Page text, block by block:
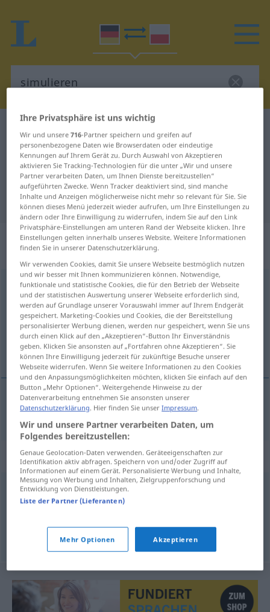
Deutsch-Polnisch Übersetzung für
"simulieren"
"simulieren" Polnisch Übersetzung
„simulieren“: transitives Verb |
intransitives Verb
simulierenv/tu.v/i <simulieren>
Übersicht aller Übersetzungen
(Für mehr Details die Übersetzung anklicken/antippen)
symulować
symulować simulieren
Synonyme für "simulieren"
vortäuschen,vorgeben (etwas zu sein)
© OpenThesaurus.de
Ihre Privatsphäre ist uns wichtig
Wir und unsere716-Partner speichern und greifen auf
personenbezogene Daten wie Browserdaten oder eindeutige
Kennungen auf Ihrem Gerät zu. Durch Auswahl von Akzeptieren
aktivieren Sie Tracking-Technologien für die unter „Wir und unsere
Partner verarbeiten Daten, um Ihnen Dienste bereitzustellen“
aufgeführten Zwecke. Wenn Tracker deaktiviert sind, sind manche
Inhalte und Anzeigen möglicherweise nicht mehr so relevant für Sie. Sie
können dieses Menü jederzeit wieder aufrufen, um Ihre Einstellungen zu
ändern oder Ihre Einwilligung zu widerrufen, indem Sie auf den Link
Privatsphäre-Einstellungen am unteren Rand der Webseite klicken. Ihre
Einstellungen gelten innerhalb unseres Website. Weitere Informationen
finden Sie in unserer Datenschutzerklärung.
Wir verwenden Cookies, damit Sie unsere Webseite bestmöglich nutzen
und wir besser mit Ihnen kommunizieren können. Notwendige,
funktionale und statistische Cookies, die für den Betrieb der Webseite
und der statistischen Auswertung unserer Webseite erforderlich sind,
werden auf Grundlage unserer Vorauswahl immer auf Ihrem Endgerät
gespeichert. Marketing-Cookies und Cookies, die der Bereitstellung
personalisierter Werbung dienen, werden nur gespeichert, wenn Sie uns
durch einen Klick auf den „Akzeptieren“-Button Ihr Einverständnis
geben. Klicken Sie ansonsten auf „Fortfahren ohne Akzeptieren“. Sie
können Ihre Einwilligung jederzeit für zukünftige Besuche unserer
Webseite widerrufen. Wenn Sie weitere Informationen zu den Cookies
und den Anpassungsmöglichkeiten möchten, klicken Sie einfach auf den
Button „Mehr Optionen“. Weitergehende Hinweise zu der
Datenverarbeitung entnehmen Sie ansonsten unserer
Datenschutzerklärung. Hier finden Sie unserImpressum.
Wir und unsere Partner verarbeiten Daten, um
Folgendes bereitzustellen:
Genaue Geolocation-Daten verwenden. Geräteeigenschaften zur
Identifikation aktiv abfragen. Speichern von und/oder Zugriff auf
Informationen auf einem Gerät. Personalisierte Werbung und Inhalte,
Messung von Werbung und Inhalten, Zielgruppenforschung und
Entwicklung von Dienstleistungen.
Liste der Partner (Lieferanten)
Mehr Optionen Akzeptieren